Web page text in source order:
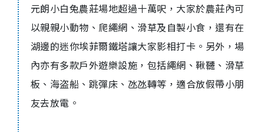
元朗小白兔農莊場地超過十萬呎，大家於農莊內可
以親親小動物、爬繩網、滑草及自製小食，還有在
湖邊的迷你埃菲爾鐵塔讓大家影相打卡。另外，場
內亦有多款戶外遊樂設施，包括繩網、鞦韆、滑草
板、海盗船、跳彈床、氹氹轉等，適合放假帶小朋
友去放電。